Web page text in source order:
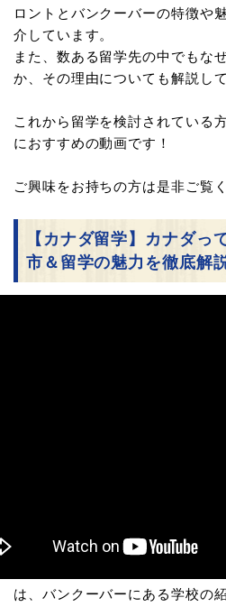
ロントとバンクーバーの特徴や
介しています。
また、数ある留学先の中でもな
か、その理由についても解説して
これから留学を検討されている
におすすめの動画です！
ご興味をお持ちの方は是非ご覧
【カナダ留学】カナダっ
市＆留学の魅力を徹底解
は、バンクーバーにある学校の